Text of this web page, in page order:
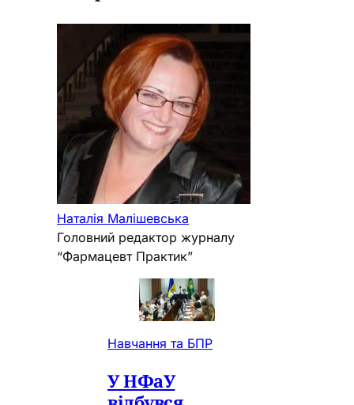
Наталія Малішевська
Головний редактор журналу
“Фармацевт Практик”
Навчання та БПР
У НФаУ